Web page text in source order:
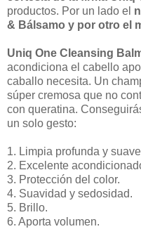
productos. Por un lado el
& Bálsamo y por otro el
Uniq One Cleansing
acondiciona el cabello
caballo necesita. Un
súper cremosa que no
con queratina.
un solo gesto:
1. Limpia profunda y
2. Excelente
3. Protección del color.
4. Suavidad y sedosidad.
5. Brillo.
6. Aporta volumen.